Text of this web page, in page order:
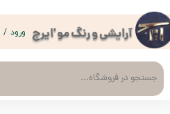
آرایشی و رنگ مو 'ایرج ورود /
حساب کاربری من
تغییر گذر واژه
سفارشات